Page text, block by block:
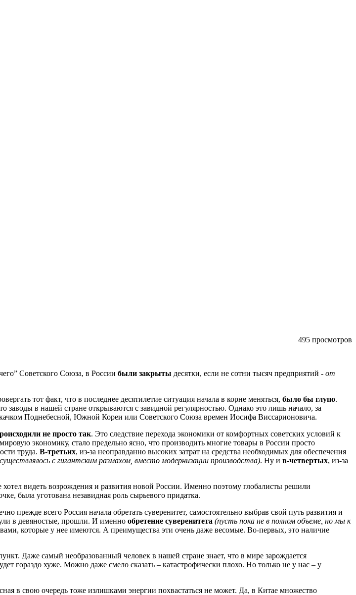
495 просмотров
Советского Союза, в России были закрыты десятки, если не сотни тысяч предприятий - от
тот факт, что в последнее десятилетие ситуация начала в корне меняться, было бы глупо.
заводы в нашей стране открываются с завидной регулярностью. Однако это лишь начало, за
Поднебесной, Южной Кореи или Советского Союза времен Иосифа Виссарионовича.
не просто так. Это следствие перехода экономики от комфортных советских условий к
экономику, стало предельно ясно, что производить многие товары в России просто
труда. В-третьих, из-за неоправданно высоких затрат на средства необходимых для обеспечения
с гигантским размахом, вместо модернизации производства). Ну и в-четвертых, из-за
видеть возрождения и развития новой России. Именно поэтому глобалисты решили
была уготована незавидная роль сырьевого придатка.
прежде всего Россия начала обретать суверенитет, самостоятельно выбрав свой путь развития и
в девяностые, прошли. И именно обретение суверенитета (пусть пока не в полном объеме, но мы к
которые у нее имеются. А преимущества эти очень даже весомые. Во-первых, это наличие
Даже самый необразованный человек в нашей стране знает, что в мире зарождается
гораздо хуже. Можно даже смело сказать – катастрофически плохо. Но только не у нас – у
в свою очередь тоже излишками энергии похвастаться не может. Да, в Китае множество